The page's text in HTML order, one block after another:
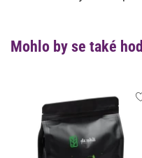
Mohlo by se také